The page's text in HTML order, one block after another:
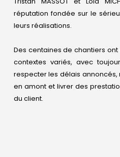
réputation fondée sur le
leurs réalisations.
Des centaines de chantiers
contextes variés, avec
respecter les délais
en amont et livrer des
du client.